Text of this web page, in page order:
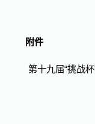
附件
第十九届“挑战